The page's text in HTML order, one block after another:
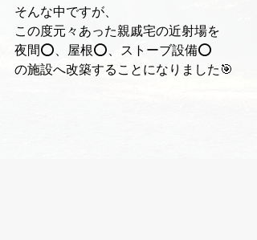
そんな中ですが、
この度元々あった親戚宅の近射場を
夜間⭕️、屋根⭕️、ストーブ設備⭕️
の施設へ改築することになりました🎯